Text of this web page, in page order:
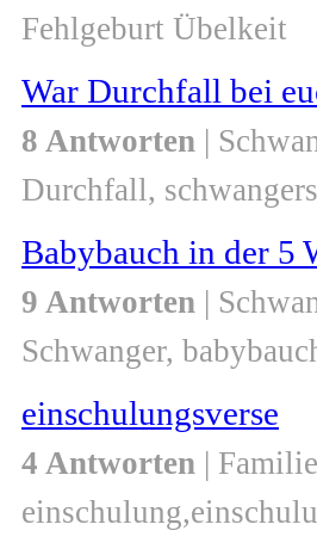
Fehlgeburt Übelkeit
War Durchfall bei
8 Antworten |
Durchfall,
Babybauch in der 5
9 Antworten |
Schwanger,
einschulungsverse
4 Antworten |